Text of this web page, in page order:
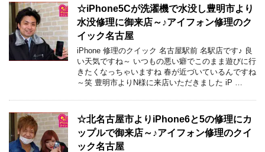
☆iPhone5Cが洗濯機で水没し豊明市より
水没修理に御来店～♪アイフォン修理のク
イック名古屋
iPhone 修理のクイック 名古屋駅前 名駅店です♪ 良
い天気ですね～ いつもの悪い癖でこのまま遊びに行
きたくなっちゃいますね 春が近づいているんですね
～笑 豊明市よりN様に来店いただきました iP …
☆北名古屋市よりiPhone6と5の修理にカ
ップルで御来店～♪アイフォン修理のクイ
ック名古屋